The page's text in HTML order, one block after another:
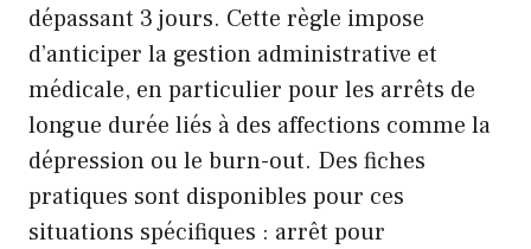
dépassant 3 jours. Cette règle impose
d’anticiper la gestion administrative et
médicale, en particulier pour les arrêts de
longue durée liés à des affections comme la
dépression ou le burn-out. Des fiches
pratiques sont disponibles pour ces
situations spécifiques : arrêt pour